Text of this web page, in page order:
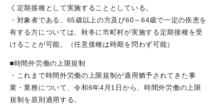
く定期接種として実施することとしている。
・対象者である、65歳以上の方及び60～64歳で一定の疾患を
有する方については、秋冬に市町村が実施する定期接種を受
けることが可能。（任意接種は時期を問わず可能）
■時間外労働の上限規制
・これまで時間外労働の上限規制が適用猶予されてきた事
業・業務について、令和6年4月1日から、時間外労働の上限
規制を原則適用する。